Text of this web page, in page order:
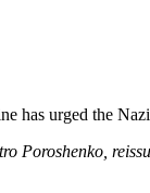
urged the
Poroshenko,